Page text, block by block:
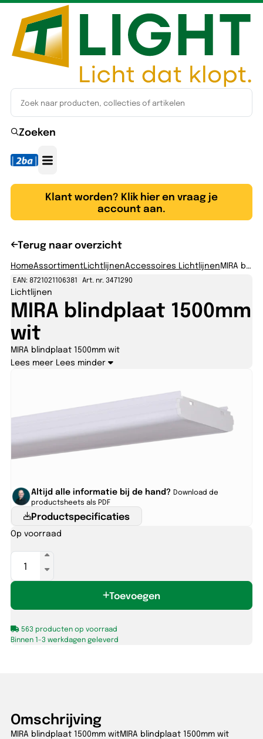
Zoeken
Klant worden? Klik hier en vraag je
account aan.
Terug naar overzicht
HomeAssortimentLichtlijnenAccessoires LichtlijnenMIRA blindplaat 1500mm wit
EAN: 8721021106381 Art. nr. 3471290
Lichtlijnen
MIRA blindplaat 1500mm
wit
MIRA blindplaat 1500mm wit
Lees meer Lees minder
Altijd alle informatie bij de hand? Download de
productsheets als PDF
Productspecificaties
Op voorraad
MIRA
blindplaat
1500mm
aantal
Toevoegen
563 producten op voorraad
Binnen 1-3 werkdagen geleverd
Omschrijving
MIRA blindplaat 1500mm witMIRA blindplaat 1500mm wit